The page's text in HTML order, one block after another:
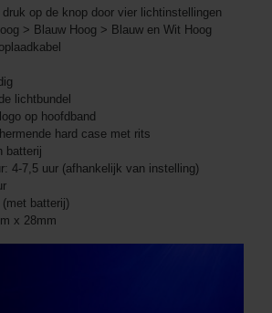
op de knop door vier lichtinstellingen
> Blauw Hoog > Blauw en Wit Hoog
lichtbundel
op hoofdband
hard case met rits
batterij
4-7,5 uur (afhankelijk van instelling)
batterij)
x 28mm